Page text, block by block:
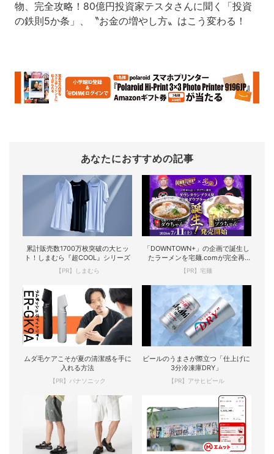
物、完全攻略！80億円投資家テスタさんに聞く「投資
の鉄則5か条」、〝お金の増やし方〟はこう変わる！
あなたにおすすめの記事
累計販売数1700万枚突破の大ヒッ
ト！しまむら『超COOL』シリーズ
【PR】しまむら
「DOWNTOWN+」の企画で誕生し
たラーメンを宅麺.comが完全再
現！
【PR】宅麺
ムダ毛ケアこそが夏の清潔感を手に
入れる方法
【PR】パナソニック
ビールのうまさが際立つ「仕上げに
3分冷凍庫DRY」
【PR】アサヒビール